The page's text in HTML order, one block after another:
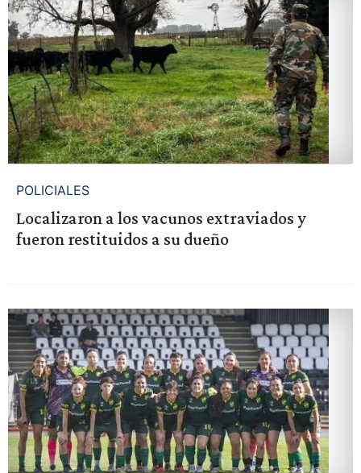
POLICIALES
Localizaron a los vacunos extraviados y
fueron restituidos a su dueño